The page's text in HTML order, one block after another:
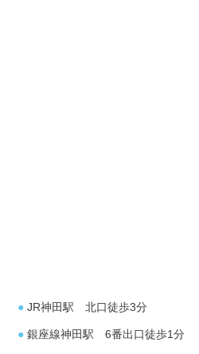
● JR神田駅 北口徒歩3分
● 銀座線神田駅 6番出口徒歩1分